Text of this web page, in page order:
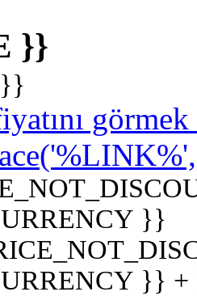
}}
}}
}}